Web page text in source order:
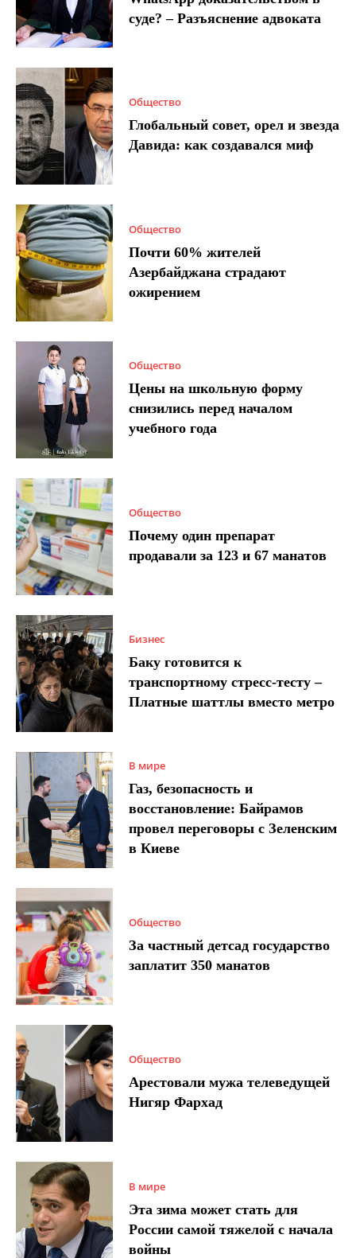
суде? – Разъяснение адвоката
Общество
Глобальный совет, орел и звезда
Давида: как создавался миф
Общество
Почти 60% жителей
Азербайджана страдают
ожирением
Общество
Цены на школьную форму
снизились перед началом
учебного года
Общество
Почему один препарат
продавали за 123 и 67 манатов
Бизнес
Баку готовится к
транспортному стресс-тесту –
Платные шаттлы вместо метро
В мире
Газ, безопасность и
восстановление: Байрамов
провел переговоры с Зеленским
в Киеве
Общество
За частный детсад государство
заплатит 350 манатов
Общество
Арестовали мужа телеведущей
Нигяр Фархад
В мире
Эта зима может стать для
России самой тяжелой с начала
войны